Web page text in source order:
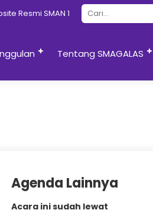
SMAN 13 Semarang
Tentang SMAGALAS
Agenda Lainnya
Acara ini sudah lewat